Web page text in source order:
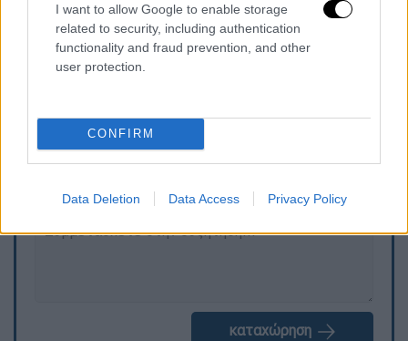
I want to allow Google to enable storage
related to security, including authentication
functionality and fraud prevention, and other
user protection.
CONFIRM
Data Deletion Data Access Privacy Policy
ξεκινήσει από την Καλαμαριά με προορισμό
την Χαλκίδα.
Τα σχολιά σας δημοσιεύονται άμεσα με δική σας ευθύνη. Το
ΕΘΝΟΣ θα παρεμβαίνει και τα προσβλητικά σχόλια θα
καταχώρηση